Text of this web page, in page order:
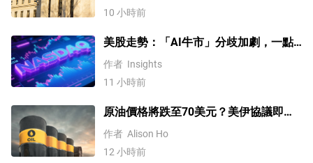
10 小時前
美股走勢：「AI牛市」分歧加劇，一點
或預示中期調整難以避免？
作者 Insights
11 小時前
原油價格將跌至70美元？美伊協議即將
達成，但小心衝突再起
作者 Alison Ho
12 小時前